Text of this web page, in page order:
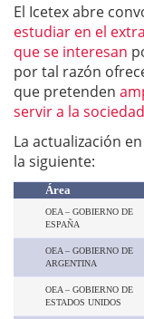
El Icetex abre
estudiar en el
que se interesan
por tal razón
que pretenden
servir a la sociedad
La actualización
la siguiente:
Área
OEA – GOBIERNO DE
ESPAÑA
OEA – GOBIERNO DE
ARGENTINA
OEA – GOBIERNO DE
ESTADOS UNIDOS